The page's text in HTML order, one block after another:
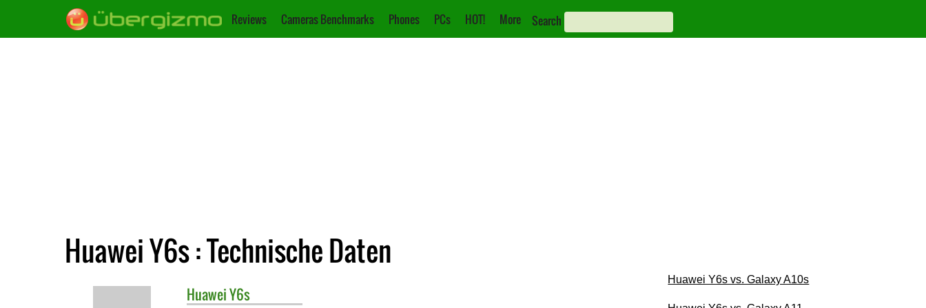
Reviews Cameras Benchmarks Phones PCs HOT! More Search
Huawei Y6s : Technische Daten
HuaweiY6s
Huawei Y6s vs. Galaxy A10s